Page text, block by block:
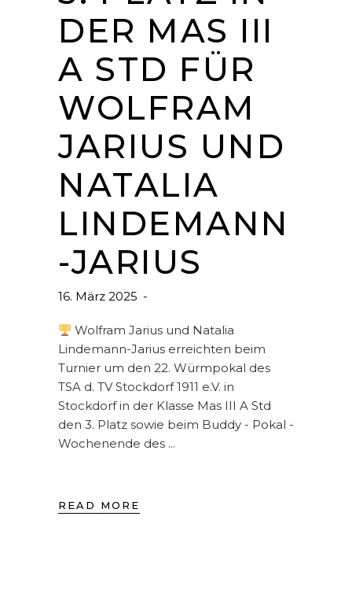
DER MAS III
A STD FÜR
WOLFRAM
JARIUS UND
NATALIA
LINDEMANN
-JARIUS
16. März 2025
Wolfram Jarius und Natalia
Lindemann-Jarius erreichten beim
Turnier um den 22. Würmpokal des
TSA d. TV Stockdorf 1911 e.V. in
Stockdorf in der Klasse Mas III A Std
den 3. Platz sowie beim Buddy - Pokal -
Wochenende des
READ MORE